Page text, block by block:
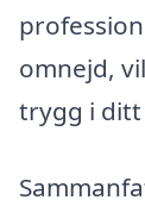
omnejd,
trygg i ditt